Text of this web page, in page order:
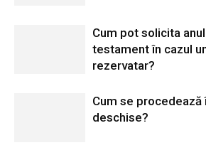
Cum pot solicita
testament în cazul
rezervatar?
Cum se procedează
deschise?